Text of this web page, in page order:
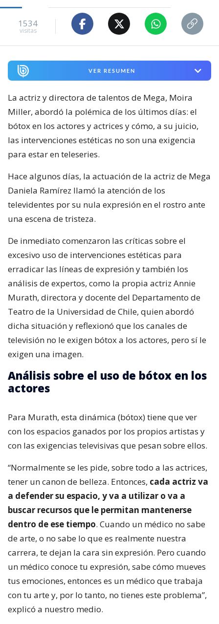
1534
visitas
VER RESUMEN
La actriz y directora de talentos de Mega, Moira
Miller, abordó la polémica de los últimos días: el
bótox en los actores y actrices y cómo, a su juicio,
las intervenciones estéticas no son una exigencia
para estar en teleseries.
Hace algunos días, la actuación de la actriz de Mega
Daniela Ramírez llamó la atención de los
televidentes por su nula expresión en el rostro ante
una escena de tristeza.
De inmediato comenzaron las críticas sobre el
excesivo uso de intervenciones estéticas para
erradicar las líneas de expresión y también los
análisis de expertos, como la propia actriz Annie
Murath, directora y docente del Departamento de
Teatro de la Universidad de Chile, quien abordó
dicha situación y reflexionó que los canales de
televisión no le exigen bótox a los actores, pero sí le
exigen una imagen.
Análisis sobre el uso de bótox en los
actores
Para Murath, esta dinámica (bótox) tiene que ver
con los espacios ganados por los propios artistas y
con las exigencias televisivas que pesan sobre ellos.
“Normalmente se les pide, sobre todo a las actrices,
tener un canon de belleza. Entonces, cada actriz va
a defender su espacio, y va a utilizar o va a
buscar recursos que le permitan mantenerse
dentro de ese tiempo. Cuando un médico no sabe
de arte, o no sabe lo que es realmente nuestra
carrera, te dejan la cara sin expresión. Pero cuando
un médico conoce tu expresión, sabe cómo mueves
tus emociones, entonces es un médico que trabaja
con tu arte y, por lo tanto, no tienes este problema”,
explicó a nuestro medio.